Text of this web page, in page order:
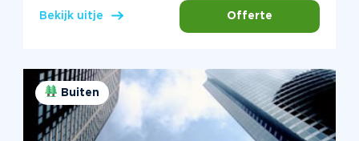
Bekijk uitje Offerte
Buiten